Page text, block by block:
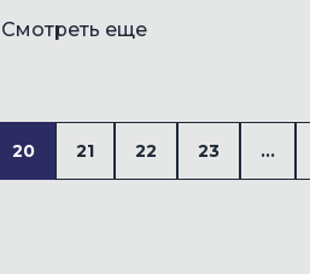
Смотреть еще
20 21 22 23 ...